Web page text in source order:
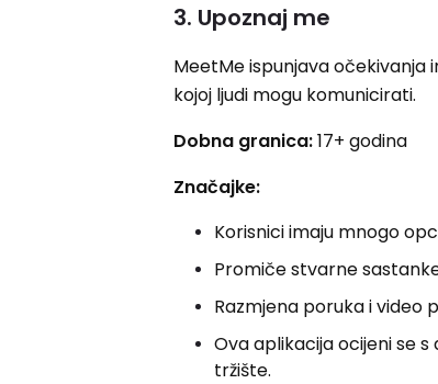
3. Upoznaj me
MeetMe ispunjava očekivanja
kojoj ljudi mogu komunicirati.
Dobna granica:17+ godina
Značajke:
Korisnici imaju mnogo
Promiče stvarne
Razmjena poruka i video
Ova aplikacija ocijeni se
tržište.